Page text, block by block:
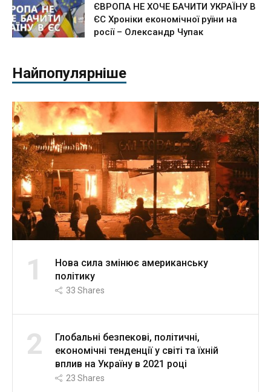
ЄВРОПА НЕ ХОЧЕ БАЧИТИ УКРАЇНУ В
ЄС Хроніки економічної руїни на
росії – Олександр Чупак
Найпопулярніше
1
Нова сила змінює американську
політику
33 Shares
2
Глобальні безпекові, політичні,
економічні тенденції у світі та їхній
вплив на Україну в 2021 році
23 Shares